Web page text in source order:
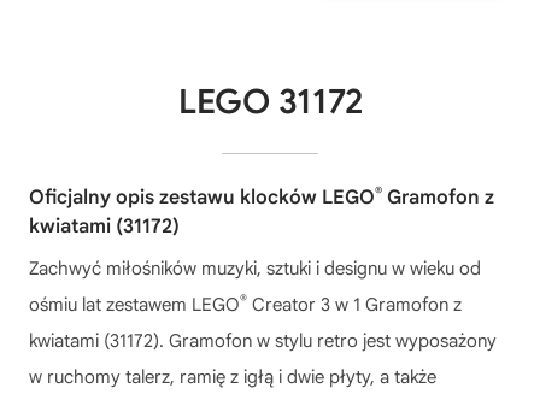
LEGO 31172
Oficjalny opis zestawu klocków LEGO® Gramofon z
kwiatami (31172)
Zachwyć miłośników muzyki, sztuki i designu w wieku od
ośmiu lat zestawem LEGO® Creator 3 w 1 Gramofon z
kwiatami (31172). Gramofon w stylu retro jest wyposażony
w ruchomy talerz, ramię z igłą i dwie płyty, a także